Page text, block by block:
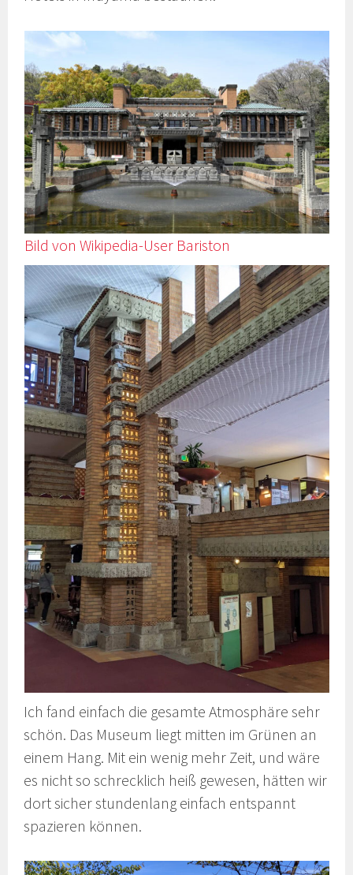
Bild von Wikipedia-User Bariston
Ich fand einfach die gesamte Atmosphäre sehr
schön. Das Museum liegt mitten im Grünen an
einem Hang. Mit ein wenig mehr Zeit, und wäre
es nicht so schrecklich heiß gewesen, hätten wir
dort sicher stundenlang einfach entspannt
spazieren können.